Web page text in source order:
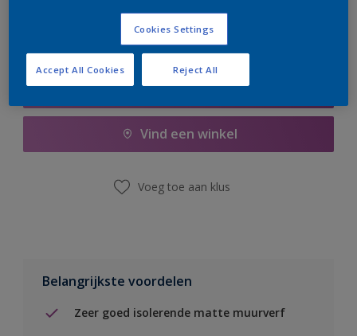
Boodschappenlijst
Vind een winkel
Voeg toe aan klus
Belangrijkste voordelen
Zeer goed isolerende matte muurverf
Cookies Settings
Reject All
Accept All Cookies